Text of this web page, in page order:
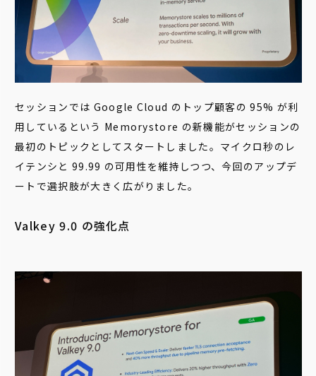
セッションでは Google Cloud のトップ顧客の 95% が利
用しているという Memorystore の新機能がセッションの
最初のトピックとしてスタートしました。マイクロ秒のレ
イテンシと 99.99 の可用性を維持しつつ、今回のアップデ
ートで選択肢が大きく広がりました。
Valkey 9.0 の強化点